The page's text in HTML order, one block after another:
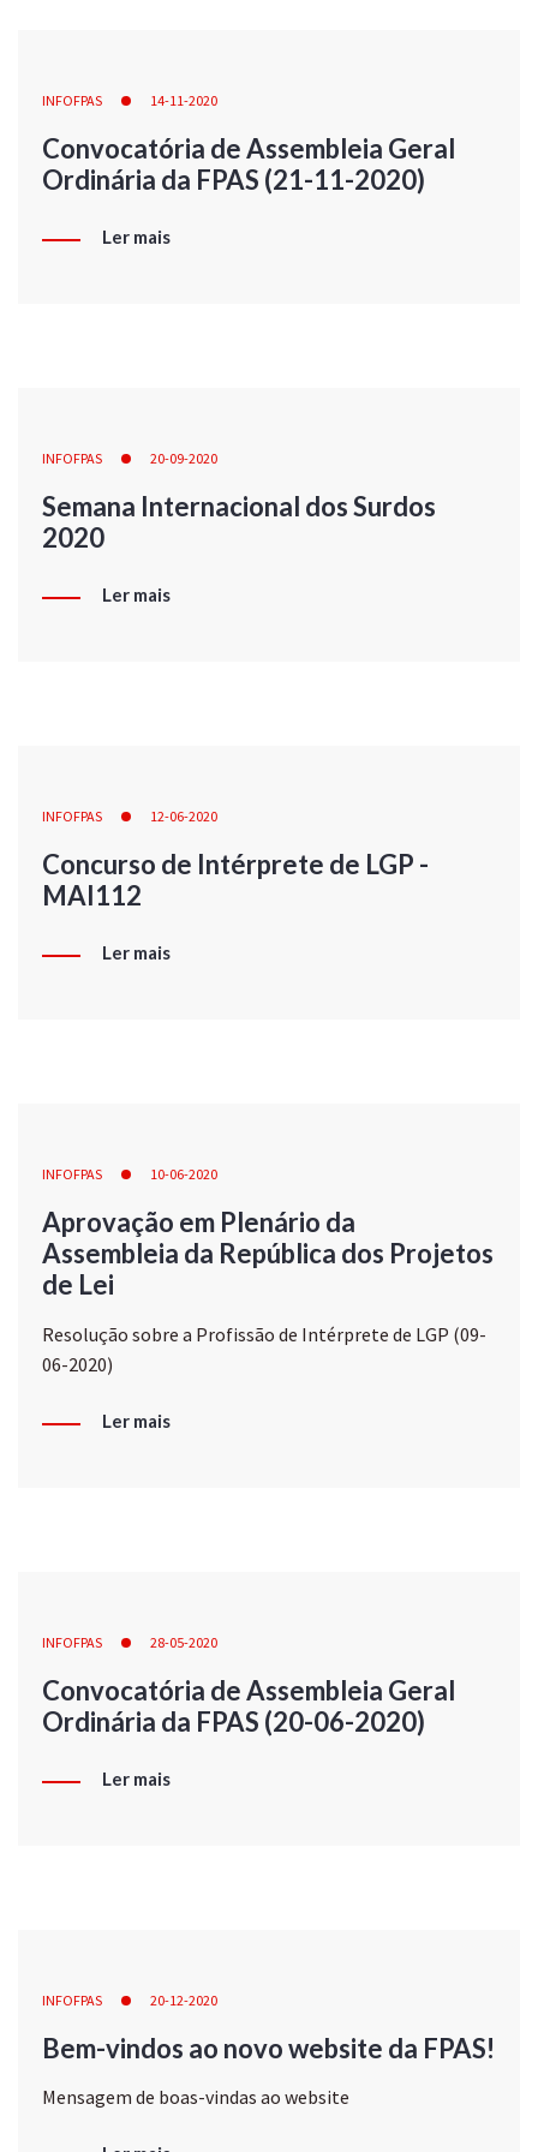
INFOFPAS 14-11-2020
Convocatória de Assembleia Geral
Ordinária da FPAS (21-11-2020)
Ler mais
INFOFPAS 20-09-2020
Semana Internacional dos Surdos
2020
Ler mais
INFOFPAS 12-06-2020
Concurso de Intérprete de LGP -
MAI112
Ler mais
INFOFPAS 10-06-2020
Aprovação em Plenário da
Assembleia da República dos Projetos
de Lei
Resolução sobre a Profissão de Intérprete de LGP (09-
06-2020)
Ler mais
INFOFPAS 28-05-2020
Convocatória de Assembleia Geral
Ordinária da FPAS (20-06-2020)
Ler mais
INFOFPAS 20-12-2020
Bem-vindos ao novo website da FPAS!
Mensagem de boas-vindas ao website